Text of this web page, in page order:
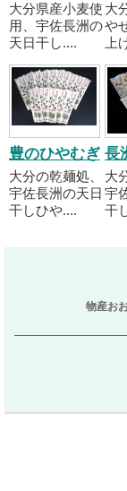
大分県産小麦使
用、宇佐長洲の
天日干し....
大
や
上
豊のひやむぎ
大分の乾麺処、
宇佐長洲の天日
干しひや....
長
大
宇
干
物産お